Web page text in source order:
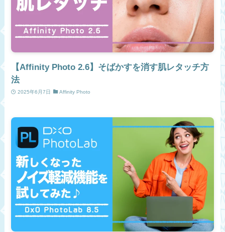
【Affinity Photo 2.6】そばかすを消す肌レタッチ方
法
2025年6月7日 Affinity Photo